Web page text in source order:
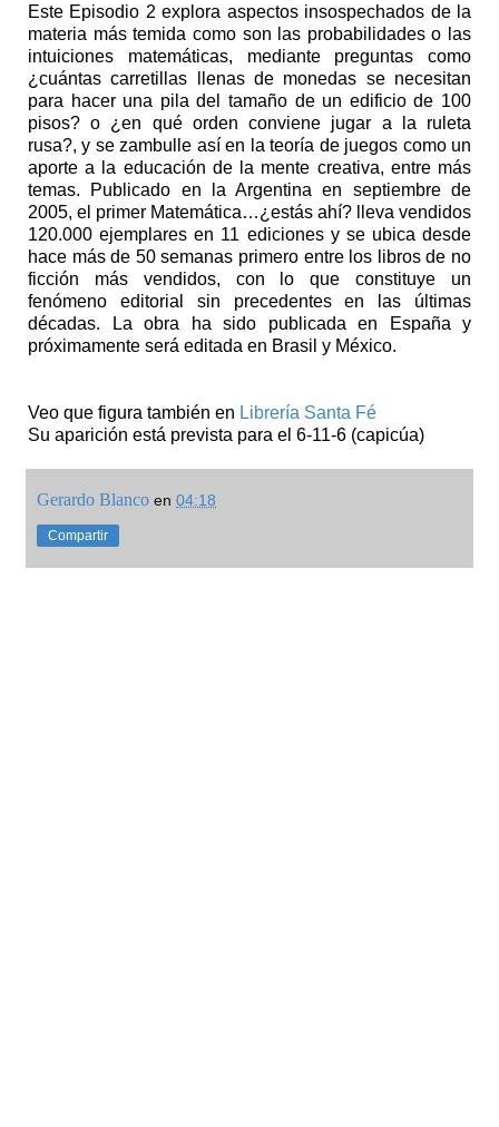
Este Episodio 2 explora aspectos insospechados de la
materia más temida como son las probabilidades o las
intuiciones matemáticas, mediante preguntas como
¿cuántas carretillas llenas de monedas se necesitan
para hacer una pila del tamaño de un edificio de 100
pisos? o ¿en qué orden conviene jugar a la ruleta
rusa?, y se zambulle así en la teoría de juegos como un
aporte a la educación de la mente creativa, entre más
temas. Publicado en la Argentina en septiembre de
2005, el primer Matemática…¿estás ahí? lleva vendidos
120.000 ejemplares en 11 ediciones y se ubica desde
hace más de 50 semanas primero entre los libros de no
ficción más vendidos, con lo que constituye un
fenómeno editorial sin precedentes en las últimas
décadas. La obra ha sido publicada en España y
próximamente será editada en Brasil y México.
Veo que figura también en Librería Santa Fé
Su aparición está prevista para el 6-11-6 (capicúa)
Gerardo Blanco en 04:18
Compartir